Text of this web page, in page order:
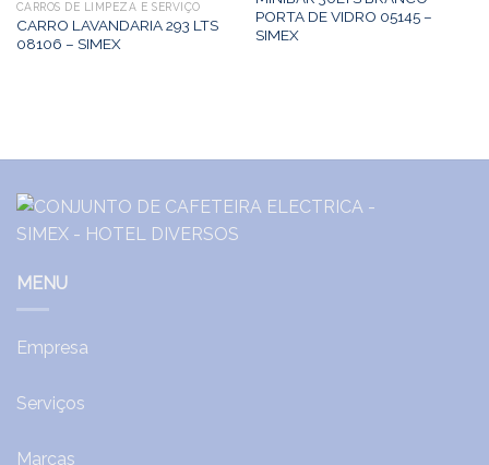
CARROS DE LIMPEZA E SERVIÇO
CARRO LAVANDARIA 293 LTS
08106 – SIMEX
PORTA DE VIDRO 05145 –
SIMEX
MENU
Empresa
Serviços
Marcas